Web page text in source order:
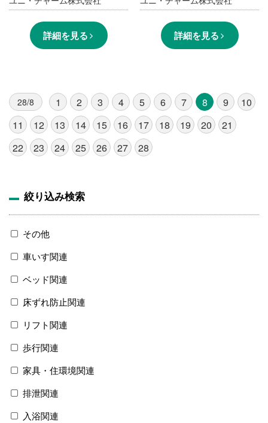
詳細を見る 詳細を見る
28/8 1 2 3 4 5 6 7 8 9
10
11
12 13 14 15 16 17 18 19 20
21
22
23 24 25 26 27 28
絞り込み検索
その他
車いす関連
ベッド関連
床ずれ防止関連
リフト関連
歩行関連
家具・住環境関連
排泄関連
入浴関連